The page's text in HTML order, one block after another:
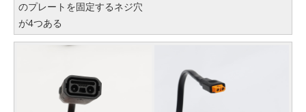
のプレートを固定するネジ穴
が4つある